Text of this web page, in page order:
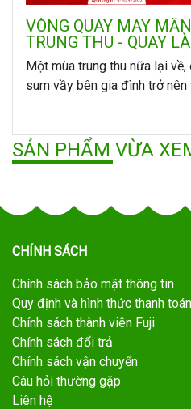
VÒNG QUAY MAY
TRUNG THU - QUAY
Một mùa trung thu nữa lại
sum vầy bên gia đình trở nên
SẢN PHẨM VỪA
CHÍNH SÁCH
Chính sách bảo mật thông tin
Quy định và hình thức thanh toán
Chính sách thành viên Fuji
Chính sách đổi trả
Chính sách vận chuyển
Câu hỏi thường gặp
Liên hệ